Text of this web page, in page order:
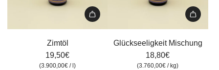
Zimtöl
Warenkorb
hinzufügen
Zimtöl
19,50€
(3.900,00€ / l)
Glückseeligkeit
Mischung
Warenkorb
Glückseeligkeit Mischung
18,80€
(3.760,00€ / kg)